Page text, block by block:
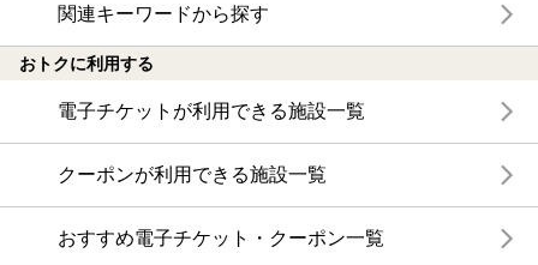
関連キーワードから探す
おトクに利用する
電子チケットが利用できる施設一覧
クーポンが利用できる施設一覧
おすすめ電子チケット・クーポン一覧